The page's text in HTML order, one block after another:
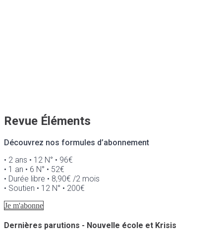
Revue Éléments
Découvrez nos formules d’abonnement
• 2 ans • 12 N° • 96€
• 1 an • 6 N° • 52€
• Durée libre • 8,90€ /2 mois
• Soutien • 12 N° • 200€
Je m'abonne
Dernières parutions - Nouvelle école et Krisis